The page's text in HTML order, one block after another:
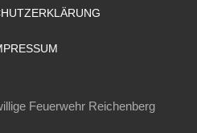
Feuerwehr Reichenberg